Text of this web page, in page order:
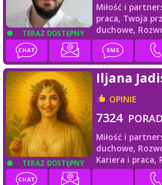
TERAZ DOSTĘPNY
Miłość i
praca, Twoja
duchowe,
TERAZ DOSTĘPNY
Iljana
OPINIE
7324 PORAD
Miłość i
duchowe,
Kariera i praca,